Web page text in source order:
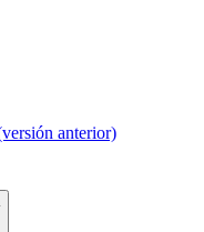
anterior)